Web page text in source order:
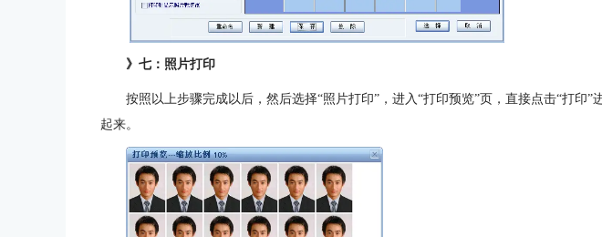
》七：照片打印
按照以上步骤完成以后，然后选择“照片打印”，进入“打印预览”页，直接点击“打印”
起来。